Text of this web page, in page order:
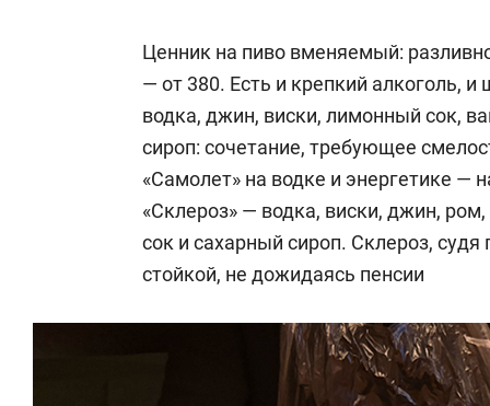
Ценник на пиво вменяемый:
— от 380. Есть и крепкий алкоголь,
водка, джин, виски, лимонный сок,
сироп: сочетание, требующее
«Самолет» на водке и энергетике —
«Склероз» — водка, виски, джин,
сок и сахарный сироп. Склероз, судя
стойкой, не дожидаясь пенсии